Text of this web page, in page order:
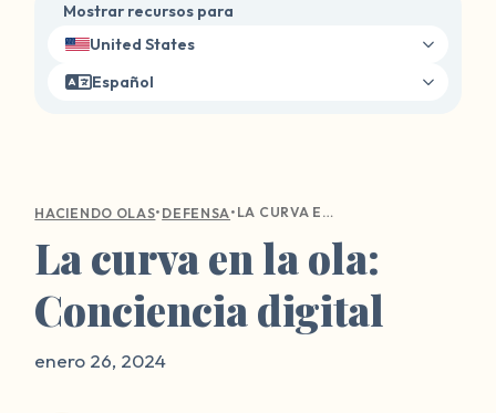
Mostrar recursos para
United States
Español
HACIENDO OLAS• DEFENSA• LA CURVA EN LA OLA: CONCIENCIA DIGITAL
La curva en la ola:
Conciencia digital
enero 26, 2024